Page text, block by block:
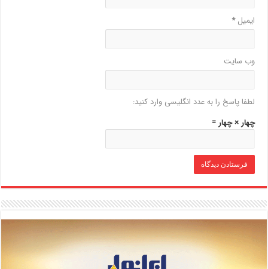
ایمیل*
وب‌ سایت
لطفا پاسخ را به عدد انگلیسی وارد کنید:
چهار × چهار =